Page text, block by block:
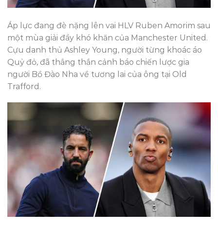
Áp lực đang đè nặng lên vai HLV Ruben Amorim sau
một mùa giải đầy khó khăn của Manchester United.
Cựu danh thủ Ashley Young, người từng khoác áo
Quỷ đỏ, đã thẳng thắn cảnh báo chiến lược gia
người Bồ Đào Nha về tương lai của ông tại Old
Trafford.